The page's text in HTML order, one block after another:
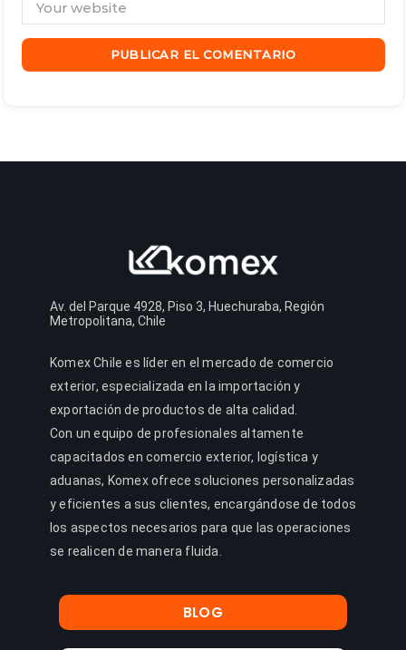
Av. del Parque 4928, Piso 3, Huechuraba, Región
Metropolitana, Chile
Komex Chile es líder en el mercado de comercio
exterior, especializada en la importación y
exportación de productos de alta calidad.
Con un equipo de profesionales altamente
capacitados en comercio exterior, logística y
aduanas, Komex ofrece soluciones personalizadas
y eficientes a sus clientes, encargándose de todos
los aspectos necesarios para que las operaciones
se realicen de manera fluida.
BLOG